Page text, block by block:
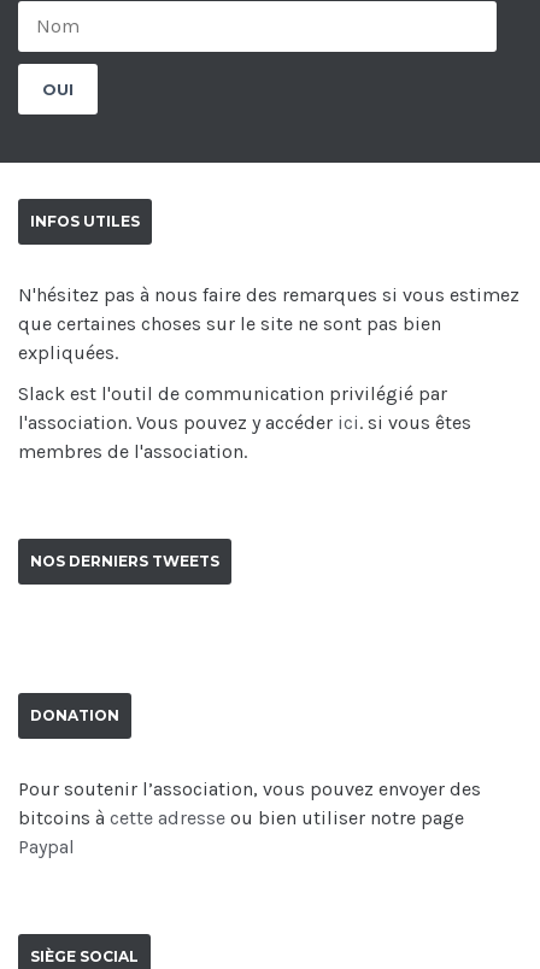
INFOS UTILES
N'hésitez pas à nous faire des remarques si vous estimez
que certaines choses sur le site ne sont pas bien
expliquées.
Slack est l'outil de communication privilégié par
l'association. Vous pouvez y accéder ici. si vous êtes
membres de l'association.
NOS DERNIERS TWEETS
DONATION
Pour soutenir l’association, vous pouvez envoyer des
bitcoins à cette adresse ou bien utiliser notre page
Paypal
SIÈGE SOCIAL